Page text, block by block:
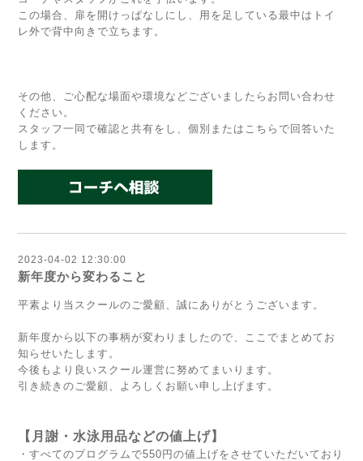
この場合、扉を開けっぱなしにし、用を足している最中はトイ
レ外で背中向きで立ちます。
その他、ご心配な場面や環境などございましたらお問い合わせ
ください。
スタッフ一同で確認と共有をし、個別またはこちらで回答いた
します。
2023-04-02 12:30:00
新年度から変わること
平素より当スクールのご愛顧、誠にありがとうございます。
新年度から以下の事柄が変わりましたので、ここでまとめてお
知らせいたします。
今後もより良いスクール運営に努めてまいります。
引き続きのご愛顧、よろしくお願い申し上げます。
【月謝・水泳用品などの値上げ】
・すべてのプログラムで550円の値上げをさせていただいており